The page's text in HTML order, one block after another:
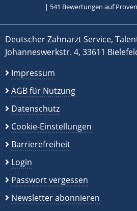
| 541 Bewertungen auf
Deutscher Zahnarzt Service,
Johanneswerkstr. 4, 33611
Impressum
AGB für Nutzung
Datenschutz
Cookie-Einstellungen
Barrierefreiheit
Login
Passwort vergessen
Newsletter abonnieren